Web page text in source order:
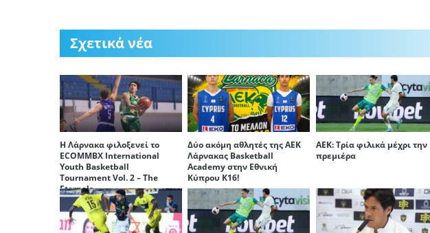
Σχετικά νέα
Η Λάρνακα φιλοξενεί το
ECOMMBX International
Youth Basketball
Tournament Vol. 2 – The
Eternals
Δύο ακόμη αθλητές της ΑΕΚ
Λάρνακας Basketball
Academy στην Εθνική
Κύπρου Κ16!
ΑΕΚ: Τρία φιλικά μέχρι την
πρεμιέρα